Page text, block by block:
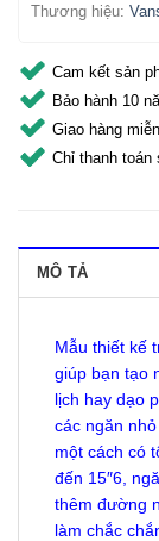
Thương hiệu:
Cam kết sản
Bảo hành 10
Giao hàng
Chỉ thanh toán
MÔ TẢ
Mẫu thiết kế
giúp bạn tạo
lịch hay dạo
các ngăn
một cách có
đến 15″6,
thêm đường
làm chắc